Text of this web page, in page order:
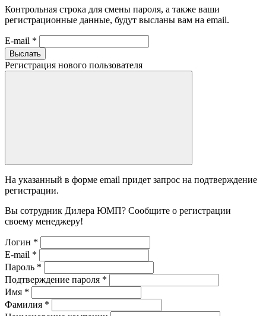
Контрольная строка для смены пароля, а также ваши
регистрационные данные, будут высланы вам на email.
E-mail *
Выслать
Регистрация нового пользователя
На указанный в форме email придет запрос на подтверждение
регистрации.
Вы сотрудник Дилера ЮМП? Сообщите о регистрации
своему менеджеру!
Логин *
E-mail *
Пароль *
Подтверждение пароля *
Имя *
Фамилия *